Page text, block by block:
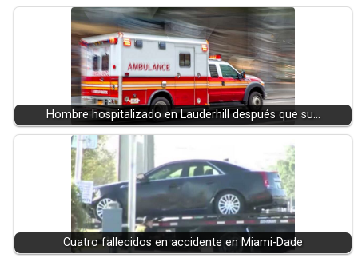
Hombre hospitalizado en Lauderhill después que su…
Cuatro fallecidos en accidente en Miami-Dade